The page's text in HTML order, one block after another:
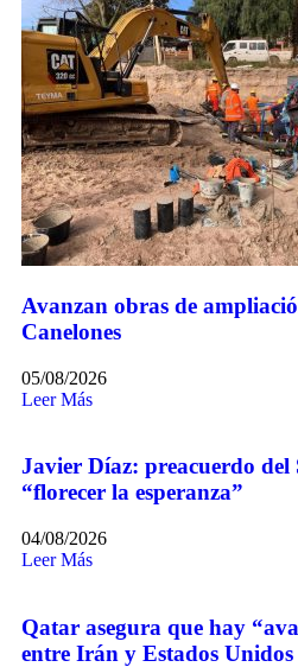
Avanzan obras de
Canelones
05/08/2026
Leer Más
Javier Díaz: preacuerdo del
“florecer la esperanza”
04/08/2026
Leer Más
Qatar asegura que hay
entre Irán y Estados Unidos